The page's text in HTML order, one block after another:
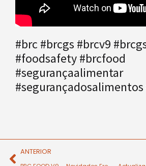
#brc #brcgs #brcv9
#foodsafety #brcfood
#segurançaalimentar
#segurançadosalimentos
ANTERIOR